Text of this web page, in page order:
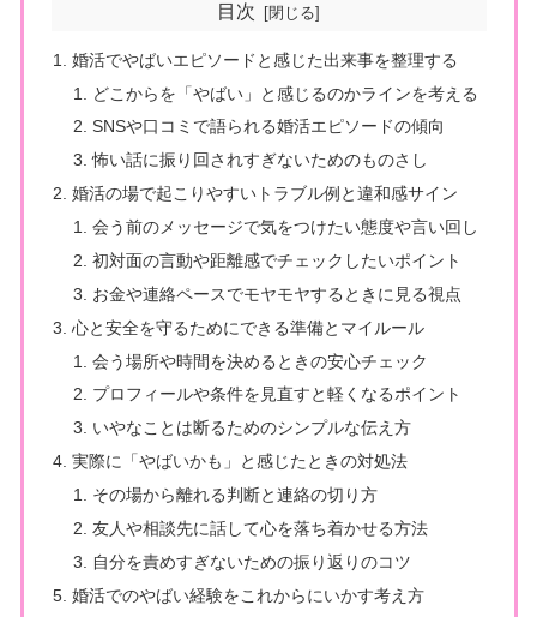
目次
婚活でやばいエピソードと感じた出来事を整理する
どこからを「やばい」と感じるのかラインを考える
SNSや口コミで語られる婚活エピソードの傾向
怖い話に振り回されすぎないためのものさし
婚活の場で起こりやすいトラブル例と違和感サイン
会う前のメッセージで気をつけたい態度や言い回し
初対面の言動や距離感でチェックしたいポイント
お金や連絡ペースでモヤモヤするときに見る視点
心と安全を守るためにできる準備とマイルール
会う場所や時間を決めるときの安心チェック
プロフィールや条件を見直すと軽くなるポイント
いやなことは断るためのシンプルな伝え方
実際に「やばいかも」と感じたときの対処法
その場から離れる判断と連絡の切り方
友人や相談先に話して心を落ち着かせる方法
自分を責めすぎないための振り返りのコツ
婚活でのやばい経験をこれからにいかす考え方